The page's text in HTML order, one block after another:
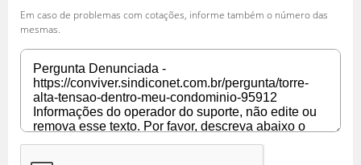
Em caso de problemas com cotações, informe também o número das
mesmas.